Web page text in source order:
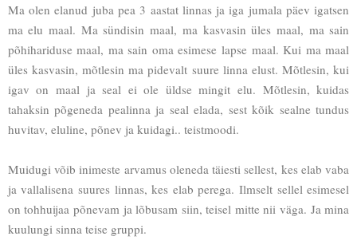
Ma olen elanud juba pea 3 aastat linnas ja iga jumala päev igatsen
ma elu maal. Ma sündisin maal, ma kasvasin üles maal, ma sain
põhihariduse maal, ma sain oma esimese lapse maal. Kui ma maal
üles kasvasin, mõtlesin ma pidevalt suure linna elust. Mõtlesin, kui
igav on maal ja seal ei ole üldse mingit elu. Mõtlesin, kuidas
tahaksin põgeneda pealinna ja seal elada, sest kõik sealne tundus
huvitav, eluline, põnev ja kuidagi.. teistmoodi.
Muidugi võib inimeste arvamus oleneda täiesti sellest, kes elab vaba
ja vallalisena suures linnas, kes elab perega. Ilmselt sellel esimesel
on tohhuijaa põnevam ja lõbusam siin, teisel mitte nii väga. Ja mina
kuulungi sinna teise gruppi.